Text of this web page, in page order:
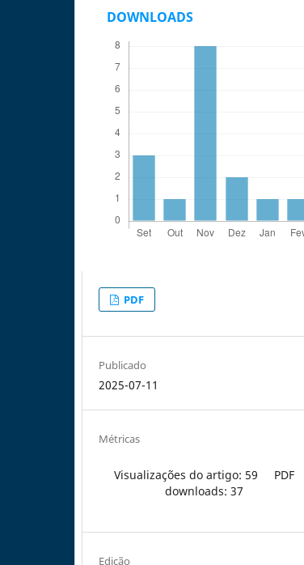
DOWNLOADS
PDF
Publicado
2025-07-11
Métricas
Visualizações do artigo: 59
PDF
downloads: 37
Edição